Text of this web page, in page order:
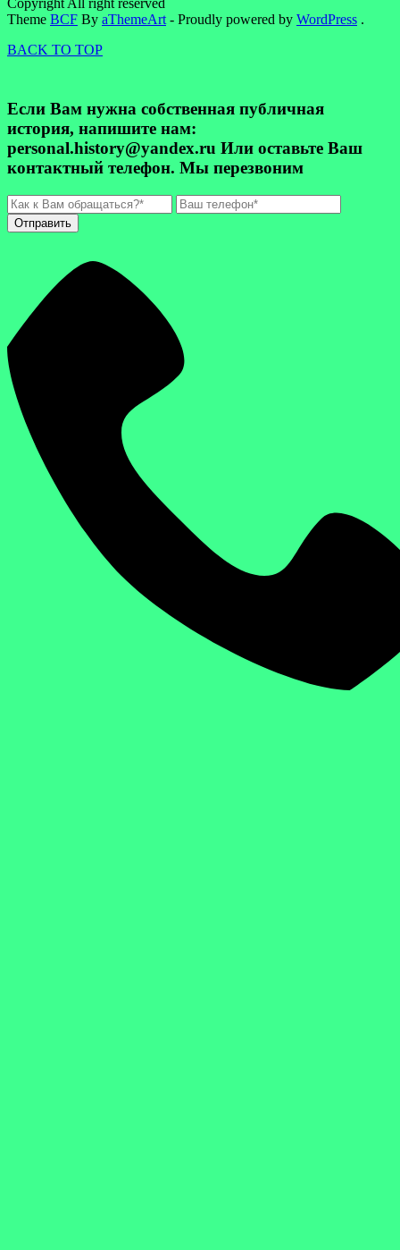
Copyright All right reserved
Theme BCF By aThemeArt - Proudly powered by WordPress .
BACK TO TOP
Если Вам нужна собственная публичная
история, напишите нам:
personal.history@yandex.ru Или оставьте Ваш
контактный телефон. Мы перезвоним
Отправить